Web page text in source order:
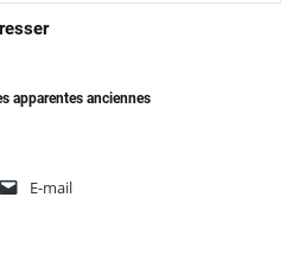
apparentes anciennes
E-mail